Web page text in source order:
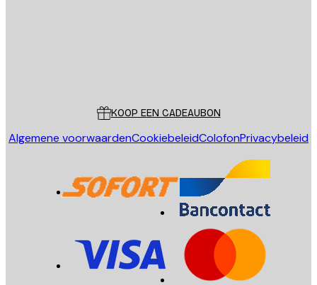
KOOP EEN CADEAUBON
Algemene voorwaardenCookiebeleidColofonPrivacybeleid